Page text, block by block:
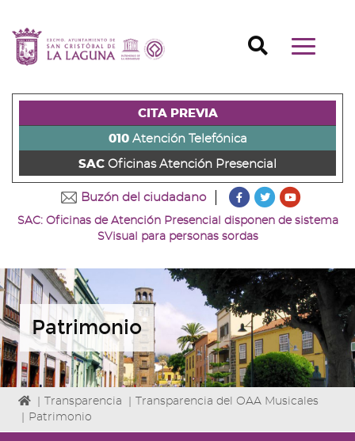
contenido
principal
página
s)
a
la
la
+
Ir
al
la
+
Ir
principal
u)
Mostrar/
Buscador
CITA PREVIA
010Atención Telefónica
SAC Oficinas Atención Presencial
Buzón del ciudadano
???
Ir
a
página
de
Facebook
???
Ir
página
de
Twitter
Ir
canal
de
Youtube
SAC: Oficinas de Atención Presencial disponen de sistema
SVisual para personas sordas
Patrimonio
Icono
de
Home
Transparencia
Transparencia del OAA Musicales
Patrimonio